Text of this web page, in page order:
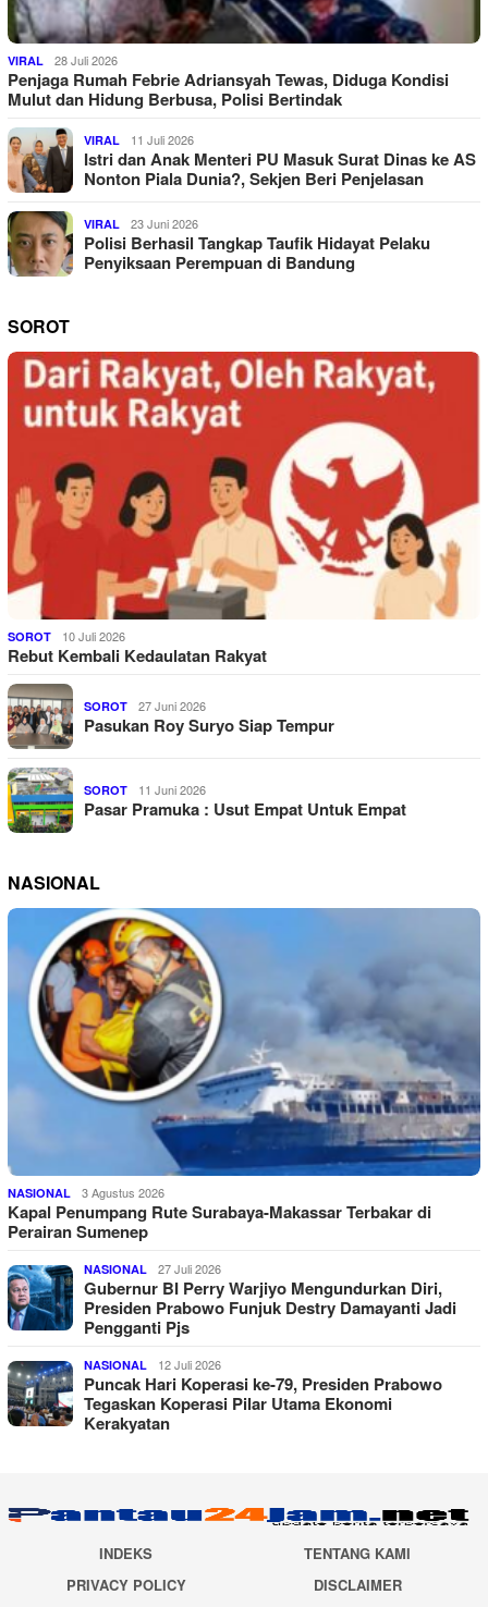
VIRAL 28 Juli 2026
Penjaga Rumah Febrie Adriansyah Tewas, Diduga Kondisi
Mulut dan Hidung Berbusa, Polisi Bertindak
VIRAL 11 Juli 2026
Istri dan Anak Menteri PU Masuk Surat Dinas ke AS
Nonton Piala Dunia?, Sekjen Beri Penjelasan
VIRAL 23 Juni 2026
Polisi Berhasil Tangkap Taufik Hidayat Pelaku
Penyiksaan Perempuan di Bandung
SOROT
SOROT 10 Juli 2026
Rebut Kembali Kedaulatan Rakyat
SOROT 27 Juni 2026
Pasukan Roy Suryo Siap Tempur
SOROT 11 Juni 2026
Pasar Pramuka : Usut Empat Untuk Empat
NASIONAL
NASIONAL 3 Agustus 2026
Kapal Penumpang Rute Surabaya-Makassar Terbakar di
Perairan Sumenep
NASIONAL 27 Juli 2026
Gubernur BI Perry Warjiyo Mengundurkan Diri,
Presiden Prabowo Funjuk Destry Damayanti Jadi
Pengganti Pjs
NASIONAL 12 Juli 2026
Puncak Hari Koperasi ke-79, Presiden Prabowo
Tegaskan Koperasi Pilar Utama Ekonomi
Kerakyatan
INDEKS
TENTANG KAMI
PRIVACY POLICY
DISCLAIMER